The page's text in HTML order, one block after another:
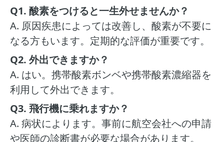
Q1. 酸素をつけると一生外せませんか？
A. 原因疾患によっては改善し、酸素が不要に
なる方もいます。定期的な評価が重要です。
Q2. 外出できますか？
A. はい。携帯酸素ボンベや携帯酸素濃縮器を
利用して外出できます。
Q3. 飛行機に乗れますか？
A. 病状によります。事前に航空会社への申請
や医師の診断書が必要な場合があります。